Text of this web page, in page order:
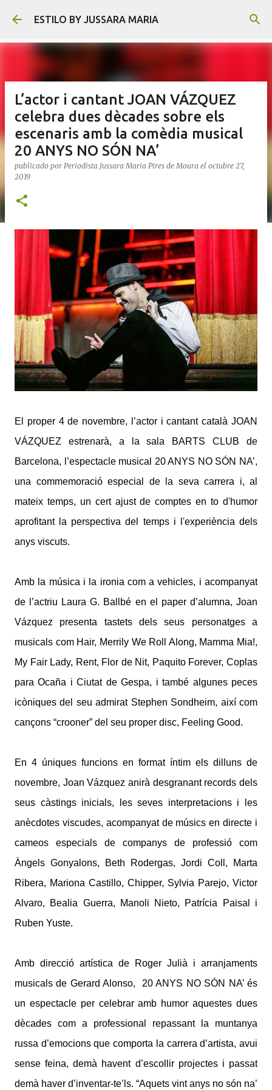
Ir al contenido principal
ESTILO BY JUSSARA MARIA
L’actor i cantant JOAN VÁZQUEZ
celebra dues dècades sobre els
escenaris amb la comèdia musical
20 ANYS NO SÓN NA’
publicado por Periodista Jussara Maria Pires de Moura el octubre 27,
2019
El proper 4 de novembre, l’actor i cantant català JOAN
VÁZQUEZ estrenarà, a la sala BARTS CLUB de
Barcelona, l’espectacle musical 20 ANYS NO SÓN NA’,
una commemoració especial de la seva carrera i, al
mateix temps, un cert ajust de comptes en to d'humor
aprofitant la perspectiva del temps i l'experiència dels
anys viscuts.
Amb la música i la ironia com a vehicles, i acompanyat
de l’actriu Laura G. Ballbé en el paper d’alumna, Joan
Vázquez presenta tastets dels seus personatges a
musicals com Hair, Merrily We Roll Along, Mamma Mia!,
My Fair Lady, Rent, Flor de Nit, Paquito Forever, Coplas
para Ocaña i Ciutat de Gespa, i també algunes peces
icòniques del seu admirat Stephen Sondheim, així com
cançons “crooner” del seu proper disc, Feeling Good.
En 4 úniques funcions en format íntim els dilluns de
novembre, Joan Vázquez anirà desgranant records dels
seus càstings inicials, les seves interpretacions i les
anècdotes viscudes, acompanyat de músics en directe i
cameos especials de companys de professió com
Àngels Gonyalons, Beth Rodergas, Jordi Coll, Marta
Ribera, Mariona Castillo, Chipper, Sylvia Parejo, Victor
Alvaro, Bealia Guerra, Manoli Nieto, Patrícia Paisal i
Ruben Yuste.
Amb direcció artística de Roger Julià i arranjaments
musicals de Gerard Alonso, 20 ANYS NO SÓN NA’ és
un espectacle per celebrar amb humor aquestes dues
dècades com a professional repassant la muntanya
russa d’emocions que comporta la carrera d’artista, avui
sense feina, demà havent d’escollir projectes i passat
demà haver d’inventar-te’ls. “Aquets vint anys no són na’